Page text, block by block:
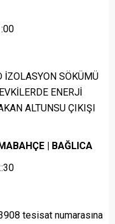
İZOLASYON SÖKÜMÜ
ENERJİ
ALTUNSU ÇIKIŞI
| BAĞLICA
tesisat numarasına